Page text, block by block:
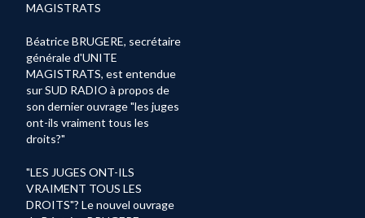
MAGISTRATS
Béatrice BRUGERE, secrétaire
générale d'UNITE
MAGISTRATS, est entendue
sur SUD RADIO à propos de
son dernier ouvrage "les juges
ont-ils vraiment tous les
droits?"
"LES JUGES ONT-ILS
VRAIMENT TOUS LES
DROITS"? Le nouvel ouvrage